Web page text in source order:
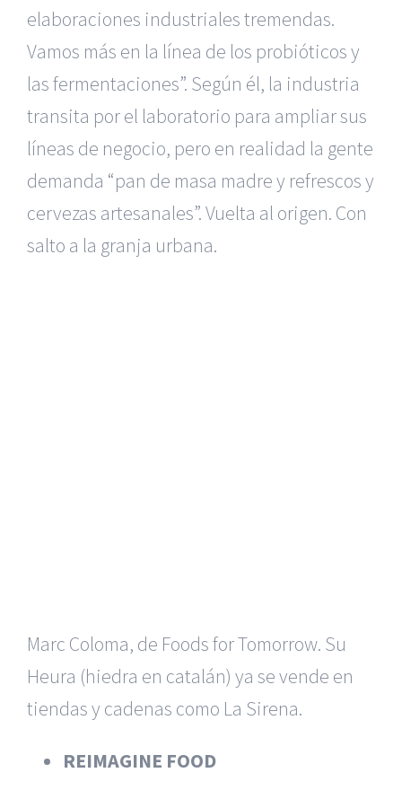
elaboraciones industriales tremendas.
Vamos más en la línea de los probióticos y
las fermentaciones”. Según él, la industria
transita por el laboratorio para ampliar sus
líneas de negocio, pero en realidad la gente
demanda “pan de masa madre y refrescos y
cervezas artesanales”. Vuelta al origen. Con
salto a la granja urbana.
Marc Coloma, de Foods for Tomorrow. Su
Heura (hiedra en catalán) ya se vende en
tiendas y cadenas como La Sirena.
REIMAGINE FOOD